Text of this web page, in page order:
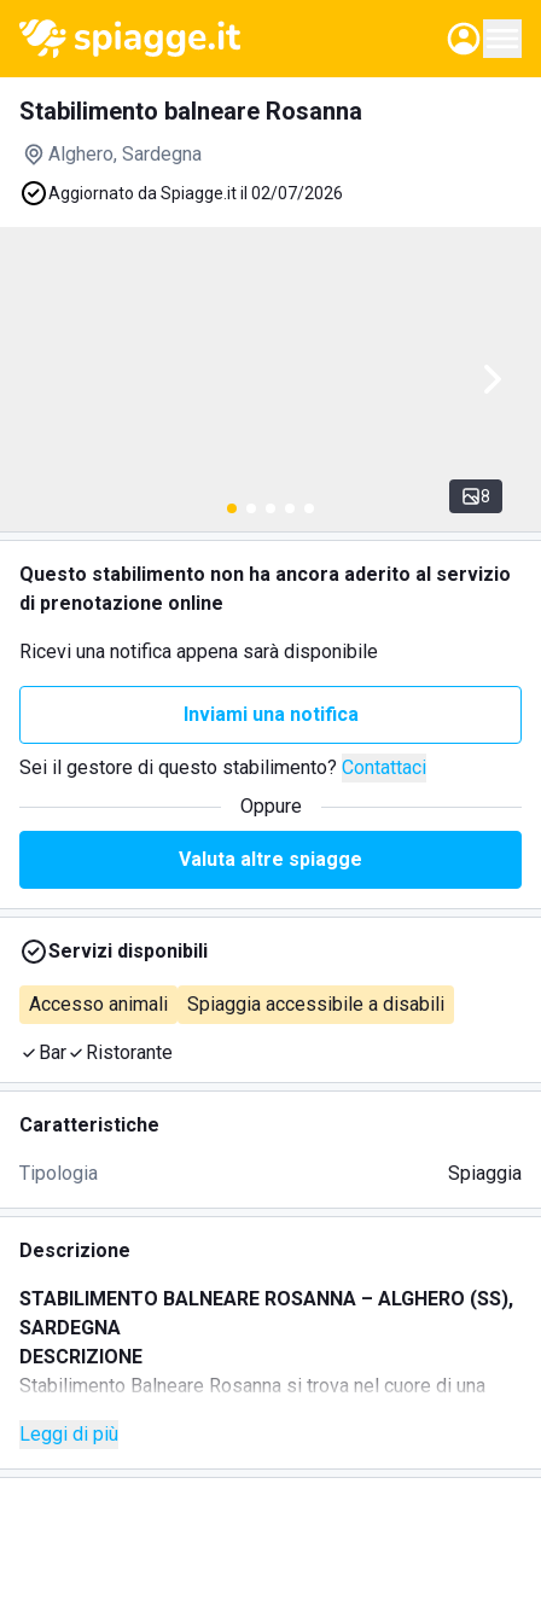
Stabilimento balneare Rosanna
Alghero, Sardegna
Aggiornato da Spiagge.it il 02/07/2026
8
Questo stabilimento non ha ancora aderito al servizio
di prenotazione online
Ricevi una notifica appena sarà disponibile
Inviami una notifica
Sei il gestore di questo stabilimento? Contattaci
Oppure
Valuta altre spiagge
Servizi disponibili
Accesso animali Spiaggia accessibile a disabili
Bar Ristorante
Caratteristiche
Tipologia Spiaggia
Descrizione
STABILIMENTO BALNEARE ROSANNA – ALGHERO (SS),
SARDEGNA
DESCRIZIONE
Stabilimento Balneare Rosanna si trova nel cuore di una
Alghero, e offre una panoramica completa sul golfo.
Dal 2017 propone servizi innovativi e moderni, pensati per
Leggi di più